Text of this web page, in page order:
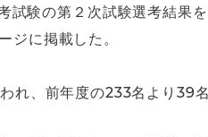
験の第２次試験選考結果
ジに掲載した。
れ、前年度の233名より39